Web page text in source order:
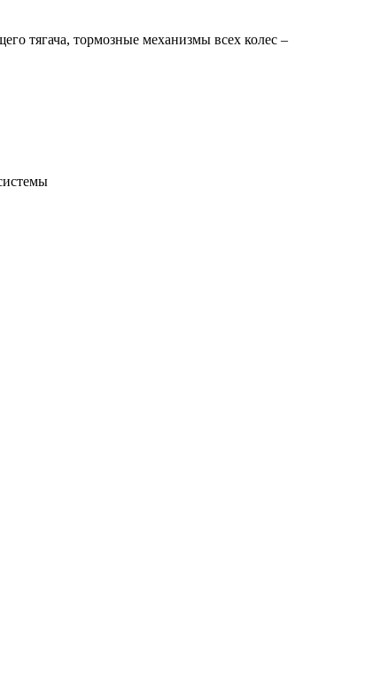
тягача, тормозные механизмы всех колес –